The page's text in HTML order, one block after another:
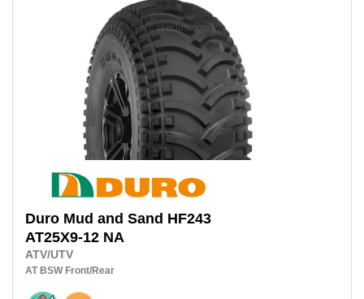
Duro Mud and Sand HF243
AT25X9-12 NA
ATV/UTV
AT BSW Front/Rear